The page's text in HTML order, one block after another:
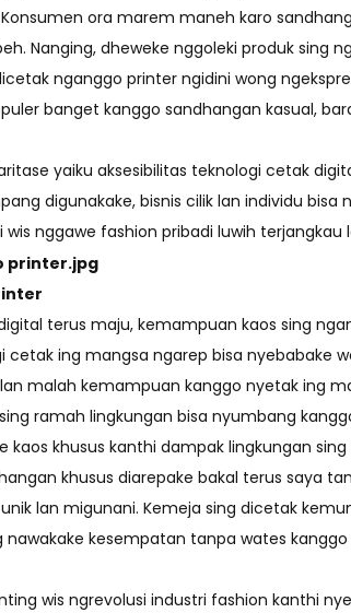
ora marem maneh karo
Nanging, dheweke nggoleki produk sing
nganggo printer ngidini wong
banget kanggo sandhangan kasual,
yaiku aksesibilitas teknologi cetak
digunakake, bisnis cilik lan individu bisa
nggawe fashion pribadi luwih terjangkau
terus maju, kemampuan kaos sing
cetak ing mangsa ngarep bisa nyebabake
malah kemampuan kanggo nyetak ing
ramah lingkungan bisa nyumbang
kaos khusus kanthi dampak lingkungan
khusus diarepake bakal terus saya
lan migunani. Kemeja sing dicetak
nawakake kesempatan tanpa wates
wis ngrevolusi industri fashion kanthi